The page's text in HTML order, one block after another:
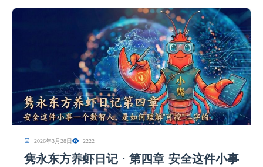
2026年3月28日 2222
隽永东方养虾日记 · 第四章 安全这件小事